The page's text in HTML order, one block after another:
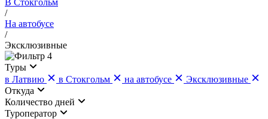
/
На автобусе
/
Эксклюзивные
4
Туры
в Латвию
в Стокгольм на автобусе
Эксклюзивные
Откуда
Количество дней
Туроператор